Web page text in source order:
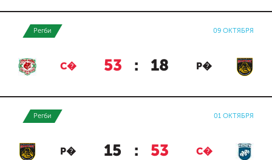
Регби 09 ОКТЯБРЯ
С� 53 : 18 Р�
Регби 01 ОКТЯБРЯ
Р� 15 : 53 С�